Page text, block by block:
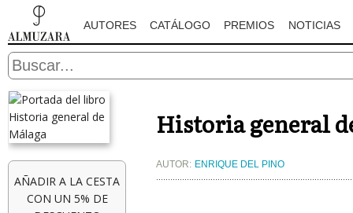
AUTORES CATÁLOGO PREMIOS NOTICIAS
AÑADIR A LA CESTA
CON UN 5% DE
Historia general
AUTOR: ENRIQUE DEL PINO